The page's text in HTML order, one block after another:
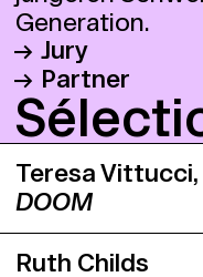
Generation.
Jury
Dr. Adriana
Leiterin und
Freiburg
Selina
Rares Donca,
Foofwa
Sandro Lunin,
Partner
Junges
Kaserne Basel
ROXY
Neues Theater
Theater Basel
Vorstadttheater
Teresa Vittucci,
DOOM
Ruth Childs